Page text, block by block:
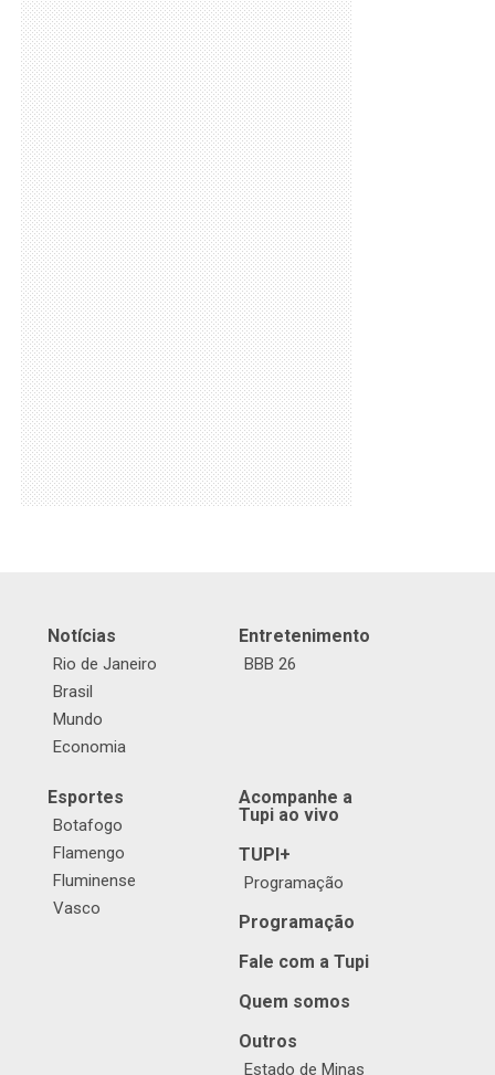
Notícias
Rio de Janeiro
Brasil
Mundo
Economia
Entretenimento
BBB 26
Esportes
Botafogo
Flamengo
Fluminense
Vasco
Acompanhe a
Tupi ao vivo
TUPI+
Programação
Programação
Fale com a Tupi
Quem somos
Outros
Estado de Minas